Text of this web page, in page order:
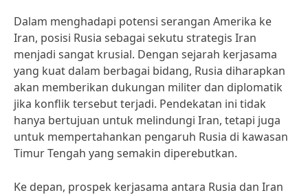
Dalam menghadapi potensi serangan Amerika ke
Iran, posisi Rusia sebagai sekutu strategis Iran
menjadi sangat krusial. Dengan sejarah kerjasama
yang kuat dalam berbagai bidang, Rusia diharapkan
akan memberikan dukungan militer dan diplomatik
jika konflik tersebut terjadi. Pendekatan ini tidak
hanya bertujuan untuk melindungi Iran, tetapi juga
untuk mempertahankan pengaruh Rusia di kawasan
Timur Tengah yang semakin diperebutkan.
Ke depan, prospek kerjasama antara Rusia dan Iran